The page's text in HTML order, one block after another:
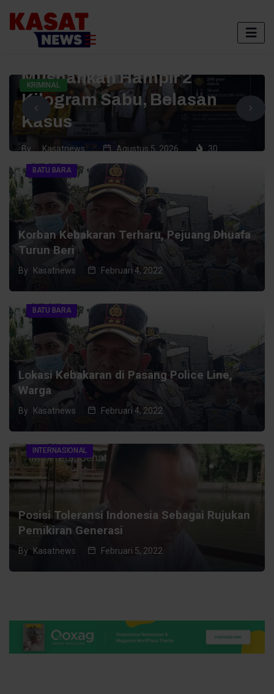
KRIMINAL
Musnahkan Hampir 2
Kilogram Sabu, Belasan
Kasus
By Kasatnews Agustus 5, 2026
30
2 Min Read
BATU BARA
Korban Kebakaran Terharu, Pejuang Dhuafa
Turun Beri
By Kasatnews Februari 4, 2022
BATU BARA
Lokasi Kebakaran di Pasang Police Line,
Warga
By Kasatnews Februari 4, 2022
INTERNASIONAL
Posisi Toleransi Indonesia Sebagai Rujukan
Pemikiran Generasi
By Kasatnews Februari 5, 2022